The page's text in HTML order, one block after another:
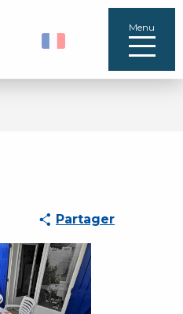
Menu
Partager